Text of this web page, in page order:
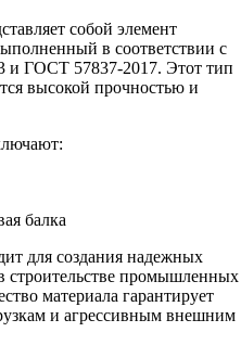
собой элемент
в соответствии с
и ГОСТ 57837-2017. Этот тип
высокой прочностью и
балка
для создания надежных
строительстве промышленных
материала гарантирует
и агрессивным внешним